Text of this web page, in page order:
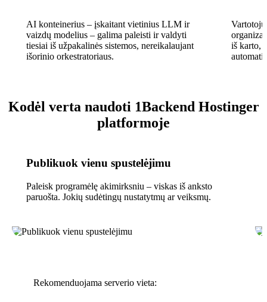
AI konteinerius – įskaitant vietinius LLM ir
vaizdų modelius – galima paleisti ir valdyti
tiesiai iš užpakalinės sistemos, nereikalaujant
išorinio orkestratoriaus.
iš karto,
Kodėl verta naudoti 1Backend Hostinger
platformoje
Publikuok vienu spustelėjimu
Paleisk programėlę akimirksniu – viskas iš anksto
paruošta. Jokių sudėtingų nustatytmų ar veiksmų.
Rekomenduojama serverio vieta: